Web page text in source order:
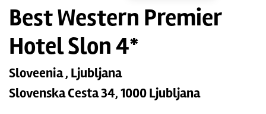
Best Western Premier
Hotel Slon 4*
Sloveenia , Ljubljana
Slovenska Cesta 34, 1000 Ljubljana